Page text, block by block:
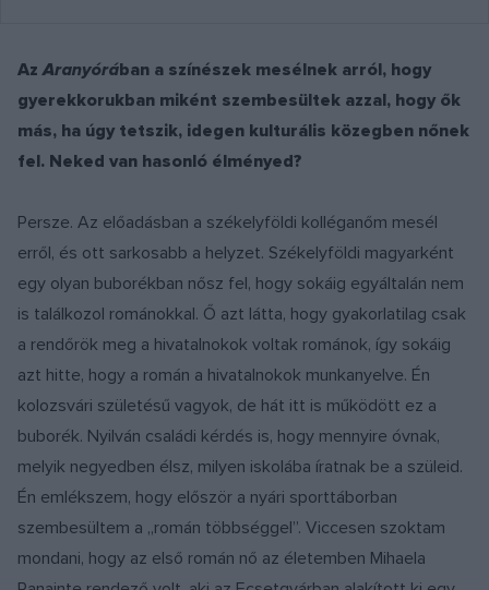
AzAranyórában a színészek mesélnek arról, hogy
gyerekkorukban miként szembesültek azzal, hogy ők
más, ha úgy tetszik, idegen kulturális közegben nőnek
fel. Neked van hasonló élményed?
Persze. Az előadásban a székelyföldi kolléganőm mesél
erről, és ott sarkosabb a helyzet. Székelyföldi magyarként
egy olyan buborékban nősz fel, hogy sokáig egyáltalán nem
is találkozol románokkal. Ő azt látta, hogy gyakorlatilag csak
a rendőrök meg a hivatalnokok voltak románok, így sokáig
azt hitte, hogy a román a hivatalnokok munkanyelve. Én
kolozsvári születésű vagyok, de hát itt is működött ez a
buborék. Nyilván családi kérdés is, hogy mennyire óvnak,
melyik negyedben élsz, milyen iskolába íratnak be a szüleid.
Én emlékszem, hogy először a nyári sporttáborban
szembesültem a „román többséggel”. Viccesen szoktam
mondani, hogy az első román nő az életemben Mihaela